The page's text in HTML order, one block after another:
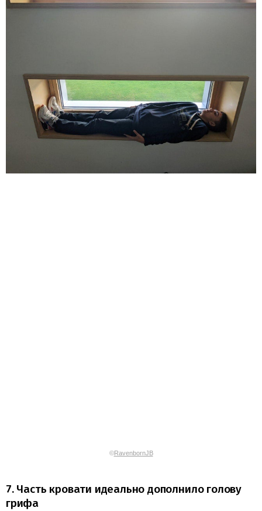
©RavenbornJB
7. Часть кровати идеально дополнило голову
грифа